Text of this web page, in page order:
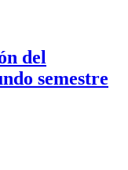
del
semestre